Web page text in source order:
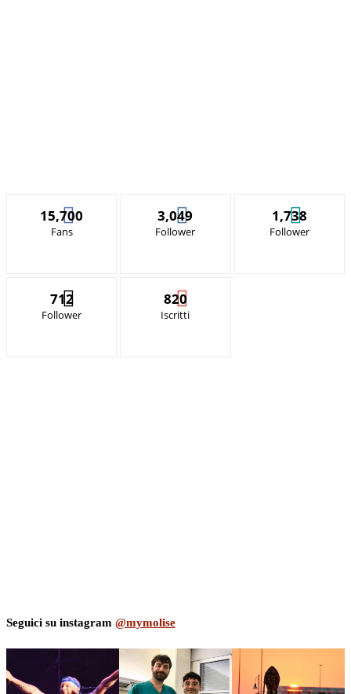
15,700
Fans
3,049
Follower
1,738
Follower
712
Follower
820
Iscritti
Seguici su instagram @mymolise